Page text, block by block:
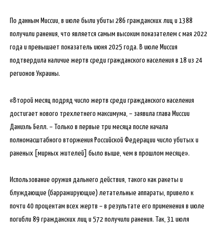
По данным Миссии, в июле были убиты 286 гражданских лиц и 1388
получили ранения, что является самым высоким показателем с мая 2022
года и превышает показатель июня 2025 года. В июле Миссия
подтвердила наличие жертв среди гражданского населения в 18 из 24
регионов Украины.
«Второй месяц подряд число жертв среди гражданского населения
достигает нового трехлетнего максимума, – заявила глава Миссии
Даниэль Белл. – Только в первые три месяца после начала
полномасштабного вторжения Российской Федерации число убитых и
раненых [мирных жителей] было выше, чем в прошлом месяце».
Использование оружия дальнего действия, такого как ракеты и
блуждающие (барражирующие) летательные аппараты, привело к
почти 40 процентам всех жертв – в результате его применения в июле
погибли 89 гражданских лиц и 572 получили ранения. Так, 31 июля